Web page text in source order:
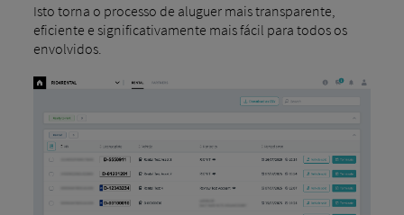
Isto torna o processo de aluguer mais transparente,
eficiente e significativamente mais fácil para todos os
envolvidos.